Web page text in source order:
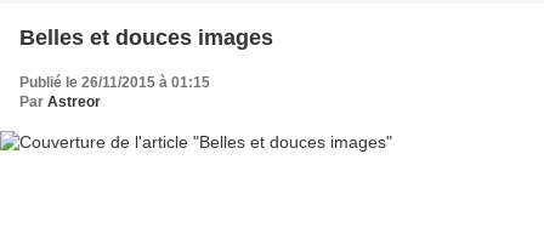
Belles et douces images
Publié le 26/11/2015 à 01:15
Par Astreor